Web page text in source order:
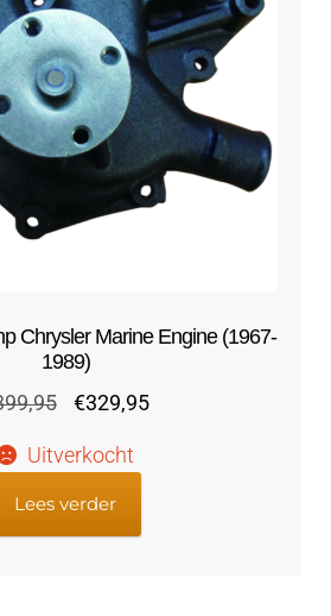
Chrysler Marine Engine (1967-
1989)
Oorspronkelijke
was:
€399,95.
€329,95Huidige
Uitverkocht
Lees verder